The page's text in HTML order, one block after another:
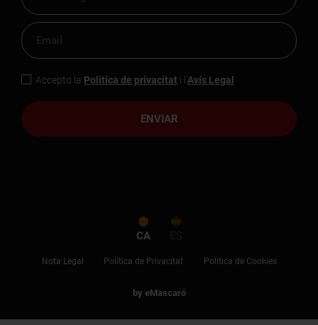
ENVIAR
Accepto la Política de privacitat i l'Avís Legal
CA ES
Nota Legal Política de Privacitat Política de Cookies
by eMascaró